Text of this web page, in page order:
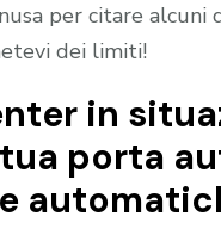
per citare alcuni
dei limiti!
in
porta